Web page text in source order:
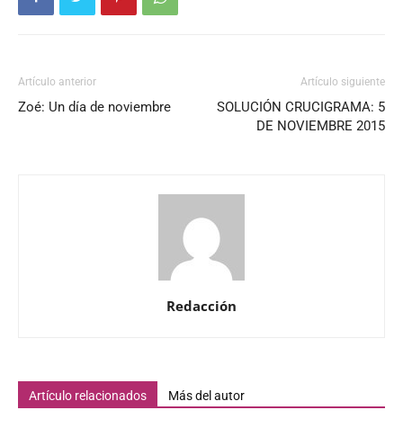
Artículo anterior
Zoé: Un día de noviembre
Artículo siguiente
SOLUCIÓN CRUCIGRAMA: 5
DE NOVIEMBRE 2015
Redacción
Artículo relacionados Más del autor